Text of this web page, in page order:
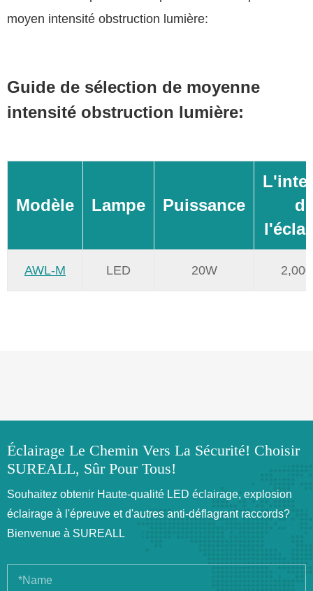
moyen intensité obstruction lumière:
Guide de sélection de moyenne
intensité obstruction lumière:
Modèle Lampe Puissance
AWL-M LED 20W
Éclairage Le Chemin Vers La Sécurité! Choisir
SUREALL, Sûr Pour Tous!
Souhaitez obtenir Haute-qualité LED éclairage, explosion
éclairage à l'épreuve et d'autres anti-déflagrant raccords?
Bienvenue à SUREALL